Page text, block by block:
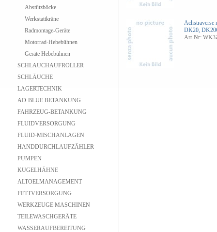
Abstützböcke
Werkstattkräne
Radmontage-Geräte
Motorrad-Hebebühnen
Geräte Hebebühnen
SCHLAUCHAUFROLLER
SCHLÄUCHE
LAGERTECHNIK
AD-BLUE BETANKUNG
FAHRZEUG-BETANKUNG
FLUIDVERSORGUNG
FLUID-MISCHANLAGEN
HANDDURCHLAUFZÄHLER
PUMPEN
KUGELHÄHNE
ALTOELMANAGEMENT
FETTVERSORGUNG
WERKZEUGE MASCHINEN
TEILEWASCHGERÄTE
WASSERAUFBEREITUNG
Achstraverse
DK20,
Art-Nr: